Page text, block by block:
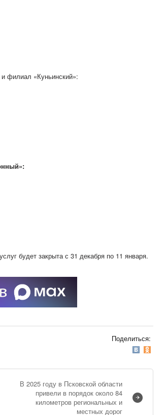
филиал «Куньинский»:
будет закрыта с 31 декабря по 11 января.
Поделиться:
В 2025 году в Псковской области
привели в порядок около 84
километров региональных и
местных дорог